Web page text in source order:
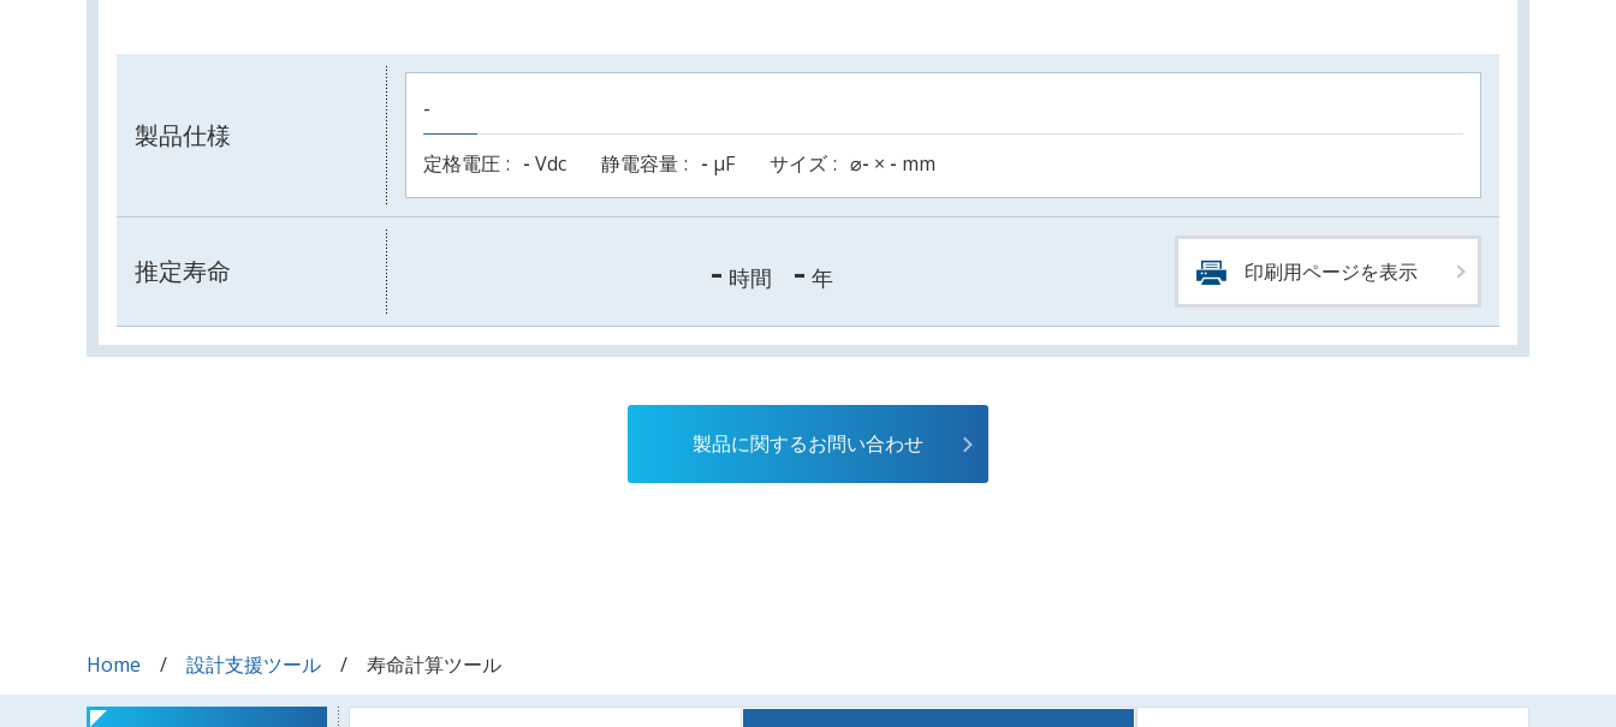
製品仕様
-
定格電圧 - Vdc 静電容量 - µF サイズ ⌀- × - mm
推定寿命 - 時間 - 年 印刷用ページを表示
製品に関するお問い合わせ
Home 設計支援ツール 寿命計算ツール